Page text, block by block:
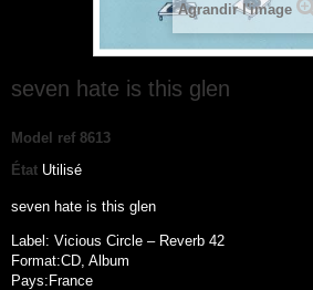
Agrandir l'image
seven hate is this glen
Model ref 8613
État Utilisé
seven hate is this glen
Label: Vicious Circle – Reverb 42
Format:CD, Album
Pays:France